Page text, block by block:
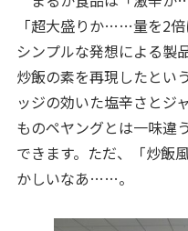
「超大盛りか……量を2
シンプルな発想による製
炒飯の素を再現したとい
ッジの効いた塩辛さとジ
ものペヤングとは一味違
できます。ただ、「炒飯
かしいなあ……。